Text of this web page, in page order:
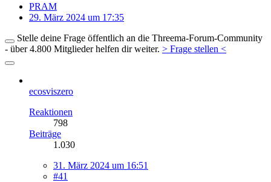
PRAM
29. März 2024 um 17:35
Stelle deine Frage öffentlich an die Threema-Forum-Community
- über 4.800 Mitglieder helfen dir weiter. > Frage stellen <
ecosviszero
Reaktionen
798
Beiträge
1.030
31. März 2024 um 16:51
#41